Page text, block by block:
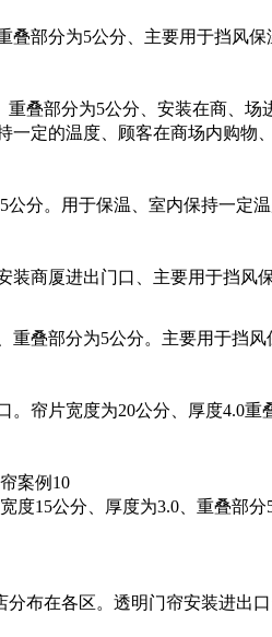
叠部分为5公分、主要用于挡风保
叠部分为5公分、安装在商、场
一定的温度、顾客在商场内购
分。用于保温、室内保持一定
装商厦进出门口、主要用于挡风
叠部分为5公分。主要用于挡风
帘片宽度为20公分、厚度4.0重
案例10
度15公分、厚度为3.0、重叠部分5
布在各区。透明门帘安装进出